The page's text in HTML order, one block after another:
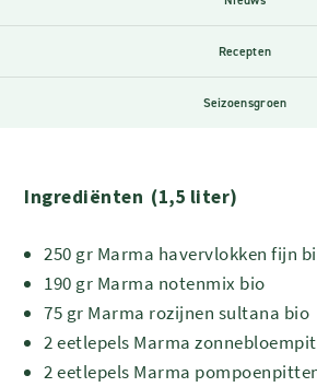
Recepten
Seizoensgroen
Ingrediënten (1,5 liter)
250 gr Marma havervlokken fijn
190 gr Marma notenmix bio
75 gr Marma rozijnen sultana bio
2 eetlepels Marma
2 eetlepels Marma